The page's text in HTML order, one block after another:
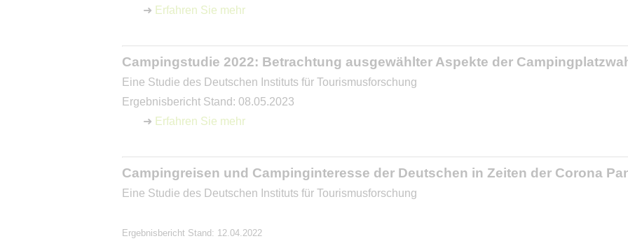
➜ Erfahren Sie mehr
Campingstudie 2022: Betrachtung ausgewählter Aspekte der
Eine Studie des Deutschen Instituts für Tourismusforschung
Ergebnisbericht Stand: 08.05.2023
➜ Erfahren Sie mehr
Campingreisen und Campinginteresse der Deutschen in Zeiten der Corona
Eine Studie des Deutschen Instituts für Tourismusforschung
Ergebnisbericht Stand: 12.04.2022